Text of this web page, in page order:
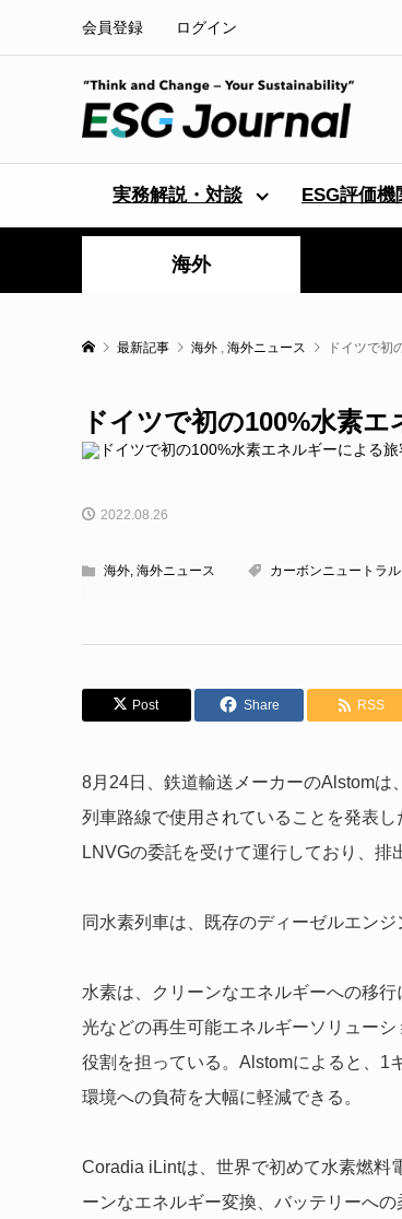
会員登録 ログイン
実務解説・対談 ESG評価機
海外
最新記事 海外 , 海外ニュース ドイツで初
ドイツで初の100%水素
2022.08.26
海外, 海外ニュース カーボンニュートラル
Post Share RSS
8月24日、鉄道輸送メーカーのAlstom
列車路線で使用されていることを発表
LNVGの委託を受けて運行しており、排
同水素列車は、既存のディーゼルエン
水素は、クリーンなエネルギーへの移
光などの再生可能エネルギーソリュー
役割を担っている。Alstomによると、1
環境への負荷を大幅に軽減できる。
Coradia iLintは、世界で初めて水素燃料
ーンなエネルギー変換、バッテリーへ